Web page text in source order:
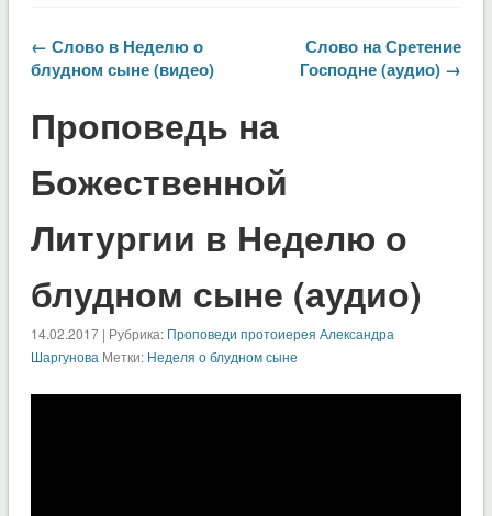
← Слово в Неделю о
блудном сыне (видео)
Слово на Сретение
Господне (аудио) →
Проповедь на
Божественной
Литургии в Неделю о
блудном сыне (аудио)
14.02.2017 | Рубрика: Проповеди протоиерея Александра
Шаргунова Метки: Неделя о блудном сыне